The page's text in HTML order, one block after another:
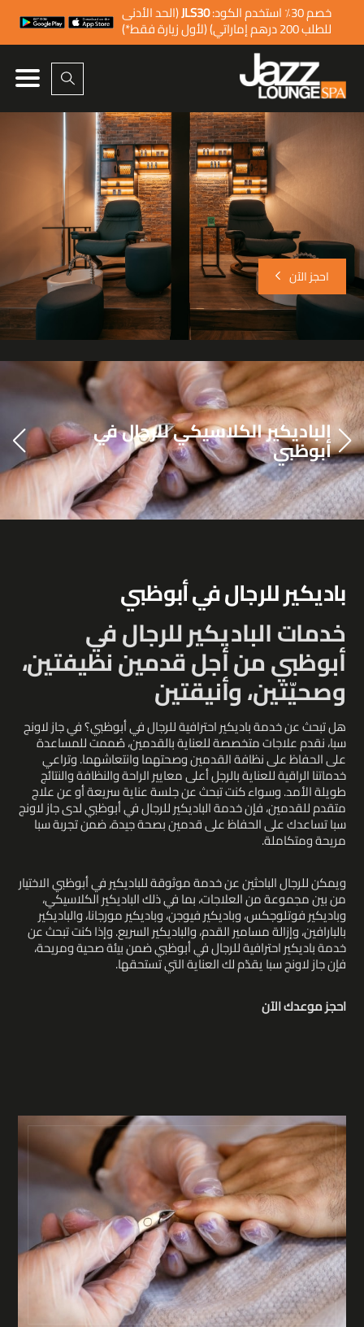
content
خصم 30٪ استخدم الكود: JLS30(الحد الأدنى
للطلب 200 درهم إماراتي) (لأول زيارة فقط*)
احجز الآن
الباديكير الكلاسيكي للرجال في
أبوظبي
باديكير للرجال في أبوظبي
خدمات الباديكير للرجال في
أبوظبي من أجل قدمين نظيفتين،
وصحيّتين، وأنيقتين
هل تبحث عن خدمة باديكير احترافية للرجال في أبوظبي؟ في جاز لاونج
سبا، نقدم علاجات متخصصة للعناية بالقدمين، صُممت للمساعدة
على الحفاظ على نظافة القدمين وصحتهما وانتعاشهما. وتراعي
خدماتنا الراقية للعناية بالرجل أعلى معايير الراحة والنظافة والنتائج
طويلة الأمد. وسواء كنت تبحث عن جلسة عناية سريعة أو عن علاج
متقدم للقدمين، فإن خدمة الباديكير للرجال في أبوظبي لدى جاز لاونج
سبا تساعدك على الحفاظ على قدمين بصحة جيدة، ضمن تجربة سبا
مريحة ومتكاملة.
ويمكن للرجال الباحثين عن خدمة موثوقة للباديكير في أبوظبي الاختيار
من بين مجموعة من العلاجات، بما في ذلك الباديكير الكلاسيكي،
وباديكير فوتلوجكس، وباديكير فيوجن، وباديكير مورجانا، والباديكير
بالبارافين، وإزالة مسامير القدم، والباديكير السريع. وإذا كنت تبحث عن
خدمة باديكير احترافية للرجال في أبوظبي ضمن بيئة صحية ومريحة،
فإن جاز لاونج سبا يقدّم لك العناية التي تستحقها.
احجز موعدك الآن